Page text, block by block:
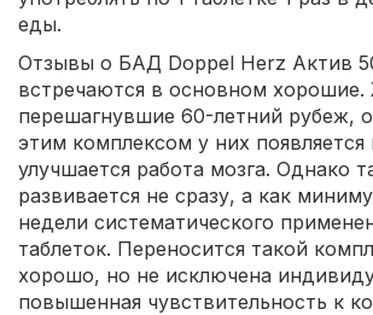
еды.
Отзывы о БАД Doppel Herz Актив
встречаются в основном
перешагнувшие 60-летний рубеж,
этим комплексом у них появляется
улучшается работа мозга. Однако
развивается не сразу, а как
недели систематического
таблеток. Переносится такой
хорошо, но не исключена
повышенная чувствительность к